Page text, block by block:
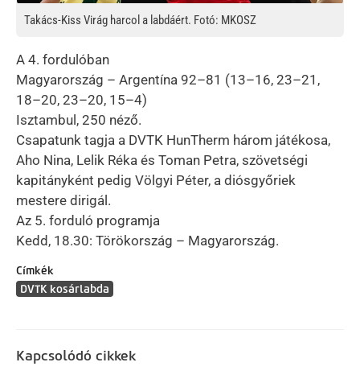
Takács-Kiss Virág harcol a labdáért. Fotó: MKOSZ
A 4. fordulóban
Magyarország – Argentína 92–81 (13–16, 23–21,
18–20, 23–20, 15–4)
Isztambul, 250 néző.
Csapatunk tagja a DVTK HunTherm három játékosa,
Aho Nina, Lelik Réka és Toman Petra, szövetségi
kapitányként pedig Völgyi Péter, a diósgyőriek
mestere dirigál.
Az 5. forduló programja
Kedd, 18.30: Törökország – Magyarország.
Címkék
DVTK kosárlabda
Kapcsolódó cikkek